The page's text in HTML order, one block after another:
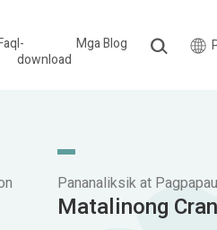
I-
download
Mga Blog
Pananaliksik at
Matalinong